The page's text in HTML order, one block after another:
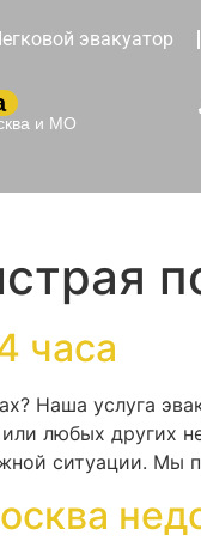
эвакуатор
и МО
часа
Наша услуга
любых других
ситуации. Мы